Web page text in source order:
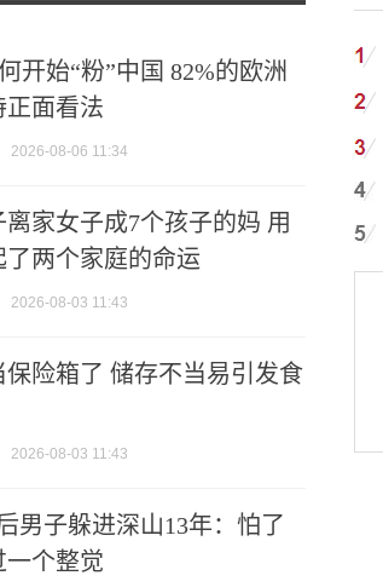
开始“粉”中国 82%的欧洲
正面看法
2026-08-06 11:34
家女子成7个孩子的妈 用
两个家庭的命运
2026-08-03 11:43
保险箱了 储存不当易引发食
2026-08-03 11:43
男子躲进深山13年：怕了
一个整觉